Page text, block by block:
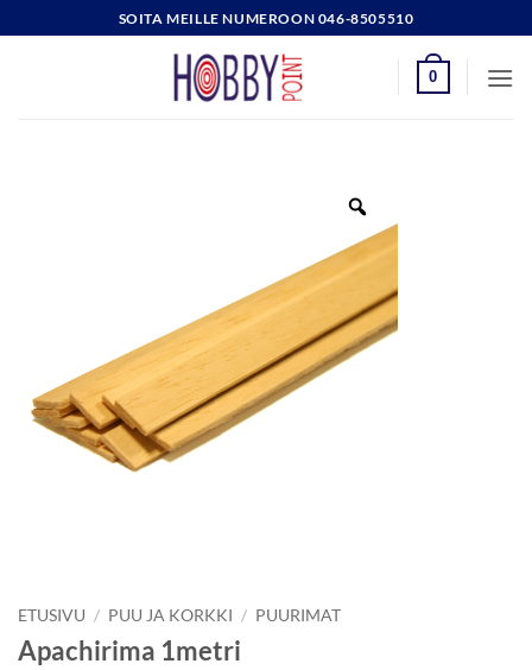
to
SOITA MEILLE NUMEROON 046-8505510
0
ETUSIVU / PUU JA KORKKI / PUURIMAT
Apachirima 1metri